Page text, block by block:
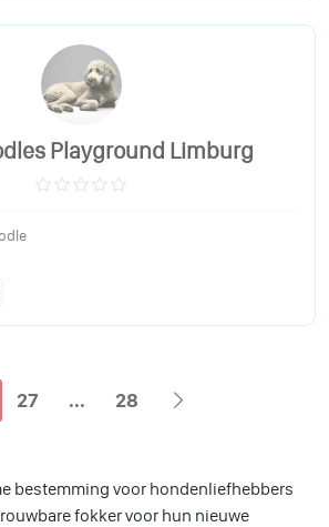
Playground Limburg
27 ... 28
bestemming voor hondenliefhebbers
fokker voor hun nieuwe